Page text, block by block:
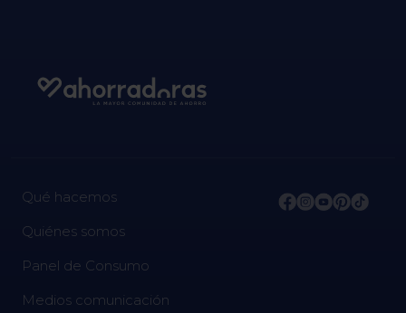
Qué hacemos
Quiénes somos
Panel de Consumo
Medios comunicación